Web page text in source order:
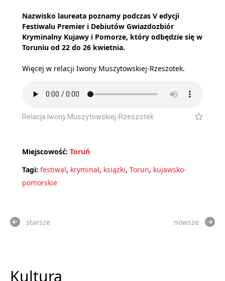
Nazwisko laureata poznamy podczas V edycji
Festiwalu Premier i Debiutów Gwiazdozbiór
Kryminalny Kujawy i Pomorze, który odbędzie się w
Toruniu od 22 do 26 kwietnia.
Więcej w relacji Iwony Muszytowskiej-Rzeszotek.
Relacja Iwony Muszytowskiej-Rzeszotek
Miejscowość: Toruń
Tagi: festiwal, kryminał, książki, Torun, kujawsko-
pomorskie
starsze nowsze
Kultura